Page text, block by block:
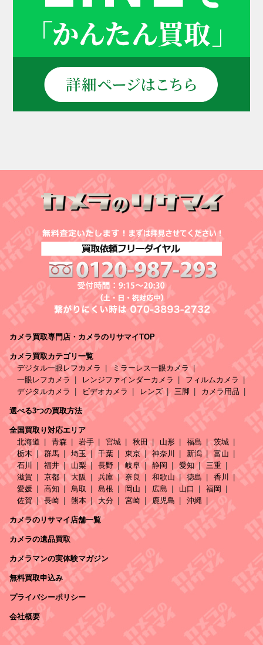
カメラ買取専門店・カメラのリサマイTOP
カメラ買取カテゴリ一覧
デジタル一眼レフカメラ
ミラーレス一眼カメラ
一眼レフカメラ
レンジファインダーカメラ
フィルムカメラ
デジタルカメラ
ビデオカメラ レンズ 三脚 カメラ用品
選べる3つの買取方法
全国買取り対応エリア
北海道
青森 岩手 宮城 秋田 山形 福島
茨城
栃木
群馬 埼玉 千葉 東京 神奈川 新潟
富山
石川
福井 山梨 長野 岐阜 静岡 愛知
三重
滋賀
京都 大阪 兵庫 奈良 和歌山 徳島
香川
愛媛
高知 鳥取 島根 岡山 広島 山口
福岡
佐賀
長崎 熊本 大分 宮崎 鹿児島 沖縄
カメラのリサマイ店舗一覧
カメラの遺品買取
カメラマンの実体験マガジン
無料買取申込み
プライバシーポリシー
会社概要